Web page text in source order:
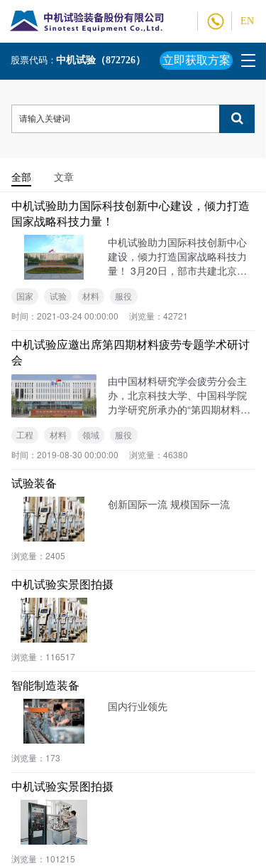
EN
T
g
e
g
股票代码：中机试验（872726） 立即获取方案
全部 文章
中机试验助力国际科技创新中心建设，倾力打造
国家战略科技力量！
中机试验助力国际科技创新中心
建设，倾力打造国家战略科技力
量！ 3月20日，部市共建北京国
开。北京市委书记蔡奇，科技部
党组书记、部长王志刚，北京市
国家 试验 材料
服役
时间： 2021-03-24 00:00:00 浏览量： 42721
中机试验应邀出席第四期材料疲劳专题学术研讨
会
由中国材料研究学会疲劳分会主
办，北京科技大学、中国科学院
力学研究所承办的“第四期材料疲
月22-24日在北京召开。中机试验
作为国内高端试验装备领军品
工程 材料 领域
服役
时间： 2019-08-30 00:00:00 浏览量： 46380
试验装备
创新国际一流 规模国际一流
浏览量： 2405
中机试验实景图拍摄
浏览量： 116517
智能制造装备
国内行业领先
浏览量： 173
中机试验实景图拍摄
浏览量： 101215